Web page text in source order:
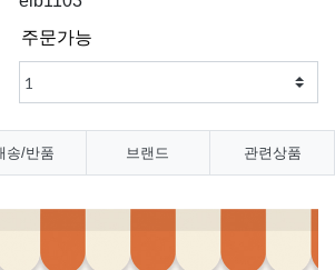
송/반품 브랜드 관련상품